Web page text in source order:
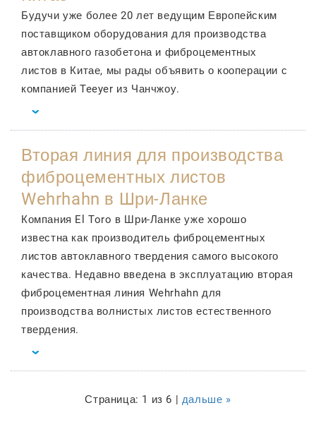
Будучи уже более 20 лет ведущим Европейским
поставщиком оборудования для производства
автоклавного газобетона и фиброцементных
листов в Китае, мы рады объявить о кооперации с
компанией Teeyer из Чанчжоу.
Вторая линия для производства
фиброцементных листов
Wehrhahn в Шри-Ланке
Компания El Toro в Шри-Ланке уже хорошо
известна как производитель фиброцементных
листов автоклавного твердения самого высокого
качества. Недавно введена в эксплуатацию вторая
фиброцементная линия Wehrhahn для
производства волнистых листов естественного
твердения.
Страница: 1 из 6 | дальше »